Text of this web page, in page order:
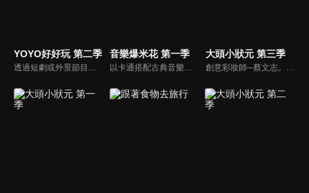
YOYO好好玩 第二季
透過短劇或外景節目帶領兒童認識自我及跟運動、寵物有關的事物。節目也會安插勞作教學與故事時間，除了提供能輕鬆在家動手作的內容，也利用動畫讓故事更生動。
音樂爆米花 第一季
以卡通搭配古典音樂，讓小朋友感受古典音樂的故事與氛圍，進而促進對於古典音樂的愛好與欣賞。樂器認識：由西瓜哥哥與草莓姊姊帶小朋友認識不同樂器的形狀與樂聲。
大頭小狀元 第三季
創意彩妝師─蔡文志。香蕉哥哥扮演成一個老婆婆，大頭嚇了一跳，於是香蕉哥哥介紹了化妝師─Tommy給大頭認識。Tommy帶香蕉哥哥、大頭一起參觀Tommy幫學生上課的情形，Tommy和香蕉哥哥舉行創意彩妝PK賽。